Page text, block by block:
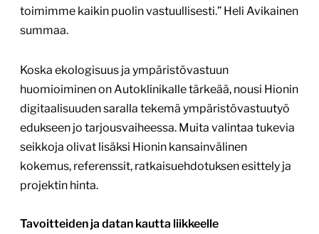
toimimme kaikin puolin vastuullisesti.” Heli Avikainen
summaa.
Koska ekologisuus ja ympäristövastuun
huomioiminen on Autoklinikalle tärkeää, nousi Hionin
digitaalisuuden saralla tekemä ympäristövastuutyö
edukseen jo tarjousvaiheessa. Muita valintaa tukevia
seikkoja olivat lisäksi Hionin kansainvälinen
kokemus, referenssit, ratkaisuehdotuksen esittely ja
projektin hinta.
Tavoitteiden ja datan kautta liikkeelle